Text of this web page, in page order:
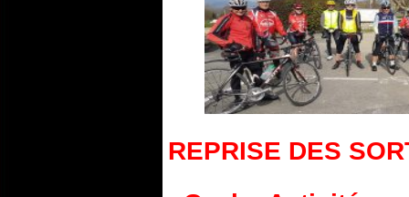
REPRISE DES